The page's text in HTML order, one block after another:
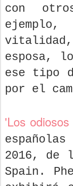
con
esposa,
ese tipo
por el
'Los
2016, de
Spain.